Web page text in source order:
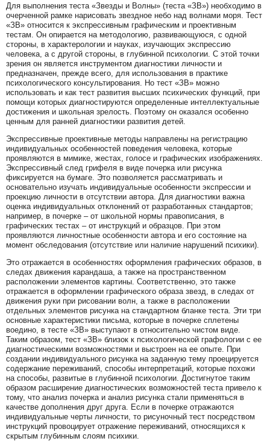
Для выполнения теста «Звезды и Волны» (теста «ЗВ») необходимо в
очерченной рамке нарисовать звездное небо над волнами моря. Тест
«ЗВ» относится к экспрессивным графическим и проективным
тестам. Он опирается на методологию, развивающуюся, с одной
стороны, в характерологии и науках, изучающих экспрессию
человека, а с другой стороны, в глубинной психологии. С этой точки
зрения он является инструментом диагностики личности и
предназначен, прежде всего, для использования в практике
психологического консультирования. Но тест «ЗВ» можно
использовать и как тест развития высших психических функций, при
помощи которых диагностируются определенные интеллектуальные
достижения и школьная зрелость. Поэтому он оказался особенно
ценным для ранней диагностики развития детей.
Экспрессивные проективные методы направлены на регистрацию
индивидуальных особенностей поведения человека, которые
проявляются в мимике, жестах, голосе и графических изображениях.
Экспрессивный след грифеля в виде почерка или рисунка
фиксируется на бумаге. Это позволяется рассматривать и
основательно изучать индивидуальные особенности экспрессии и
проекцию личности в отсутствии автора. Для диагностики важна
оценка индивидуальных отклонений от разработанных стандартов;
например, в почерке – от школьной нормы правописания, в
графических тестах – от инструкций и образцов. При этом
проявляются личностные особенности автора и его состояние на
момент обследования (отсутствие или наличие нарушений психики).
Это отражается в особенностях оформления графических образов, в
следах движения карандаша, а также на пространственном
расположении элементов картины. Соответственно, это также
отражается в оформлении графического образа звезд, в следах от
движения руки при рисовании волн, а также в расположении
отдельных элементов рисунка на стандартном бланке теста. Эти три
основные характеристики письма, которые в почерке сплетены
воедино, в тесте «ЗВ» выступают в относительно чистом виде.
Таким образом, тест «ЗВ» близок к психологической графологии с ее
диагностическими возможностями и выстроен на ее опыте. При
создании индивидуального рисунка на заданную тему проецируется
содержание переживаний, способы интерпретаций, которые похожи
на способы, развитые в глубинной психологии. Достигнутое таким
образом расширение диагностических возможностей теста привело к
тому, что анализ почерка и анализ рисунка стали применяться в
качестве дополнения друг друга. Если в почерке отражаются
индивидуальные черты личности, то рисуночный тест посредством
инструкций провоцирует отражение переживаний, относящихся к
скрытым глубинным слоям психики.